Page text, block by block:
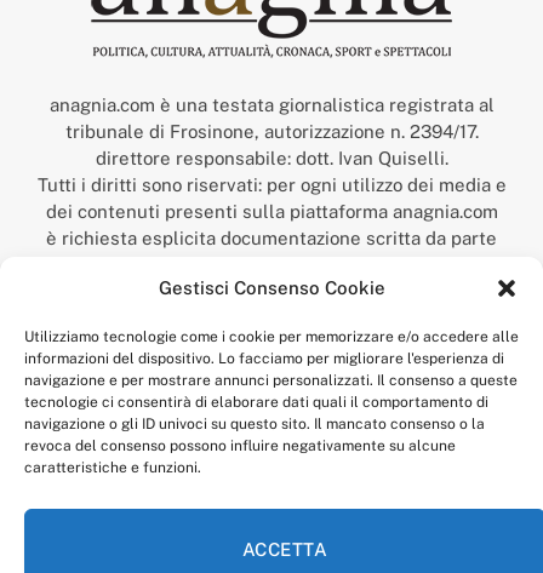
Gestisci Consenso Cookie
Utilizziamo tecnologie come i cookie per memorizzare e/o accedere alle
informazioni del dispositivo. Lo facciamo per migliorare l'esperienza di
navigazione e per mostrare annunci personalizzati. Il consenso a queste
tecnologie ci consentirà di elaborare dati quali il comportamento di
navigazione o gli ID univoci su questo sito. Il mancato consenso o la
revoca del consenso possono influire negativamente su alcune
caratteristiche e funzioni.
ACCETTA
anagnia.com è una testata giornalistica registrata al
tribunale di Frosinone, autorizzazione n. 2394/17.
direttore responsabile: dott. Ivan Quiselli.
Tutti i diritti sono riservati: per ogni utilizzo dei media e
dei contenuti presenti sulla piattaforma anagnia.com
è richiesta esplicita documentazione scritta da parte
“Anagnia” è un marchio registrato presso l’Ufficio Italiano
Economico,
num. registrazione: 302017000014044 del 9 febbraio 2017.
Per contatti:redazione@anagnia.com